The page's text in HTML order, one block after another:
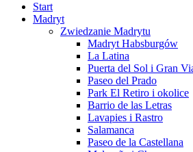
Start
Madryt
Zwiedzanie Madrytu
Madryt Habsburgów
La Latina
Puerta del Sol i Gran
Paseo del Prado
Park El Retiro i okolice
Barrio de las Letras
Lavapies i Rastro
Salamanca
Paseo de la Castellana